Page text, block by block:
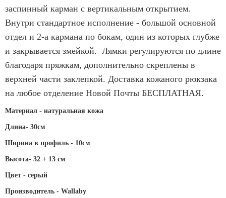
заспинный карман с вертикальным открытием.
Внутри стандартное исполнение - большой основной
отдел и 2-а кармана по бокам, один из которых глубже
и закрывается змейкой. Лямки регулируются по длине
благодаря пряжкам, дополнительно скреплены в
верхней части заклепкой. Доставка кожаного рюкзака
на любое отделение Новой Почты БЕСПЛАТНАЯ.
Материал - натуральная кожа
Длина- 30см
Ширина в профиль - 10см
Высота- 32 + 13 см
Цвет - серый
Производитель - Wallaby